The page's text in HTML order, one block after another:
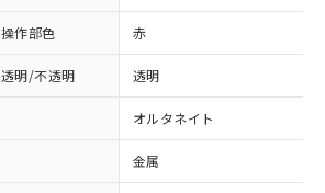
操作部色 赤
透明/不透明 透明
オルタネイト
金属